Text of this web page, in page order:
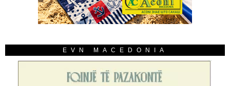
EVN MACEDONIA